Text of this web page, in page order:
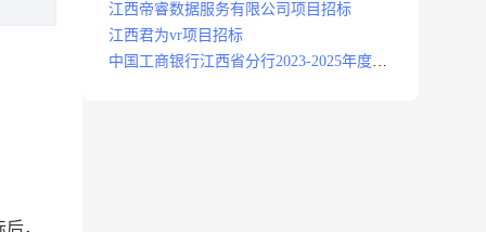
，
江西帝睿数据服务有限公司项目招标
江西君为vr项目招标
中国工商银行江西省分行2023-2025年度补